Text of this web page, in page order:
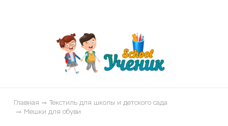
Главная
Текстиль для школы и детского сада
Мешки для обуви